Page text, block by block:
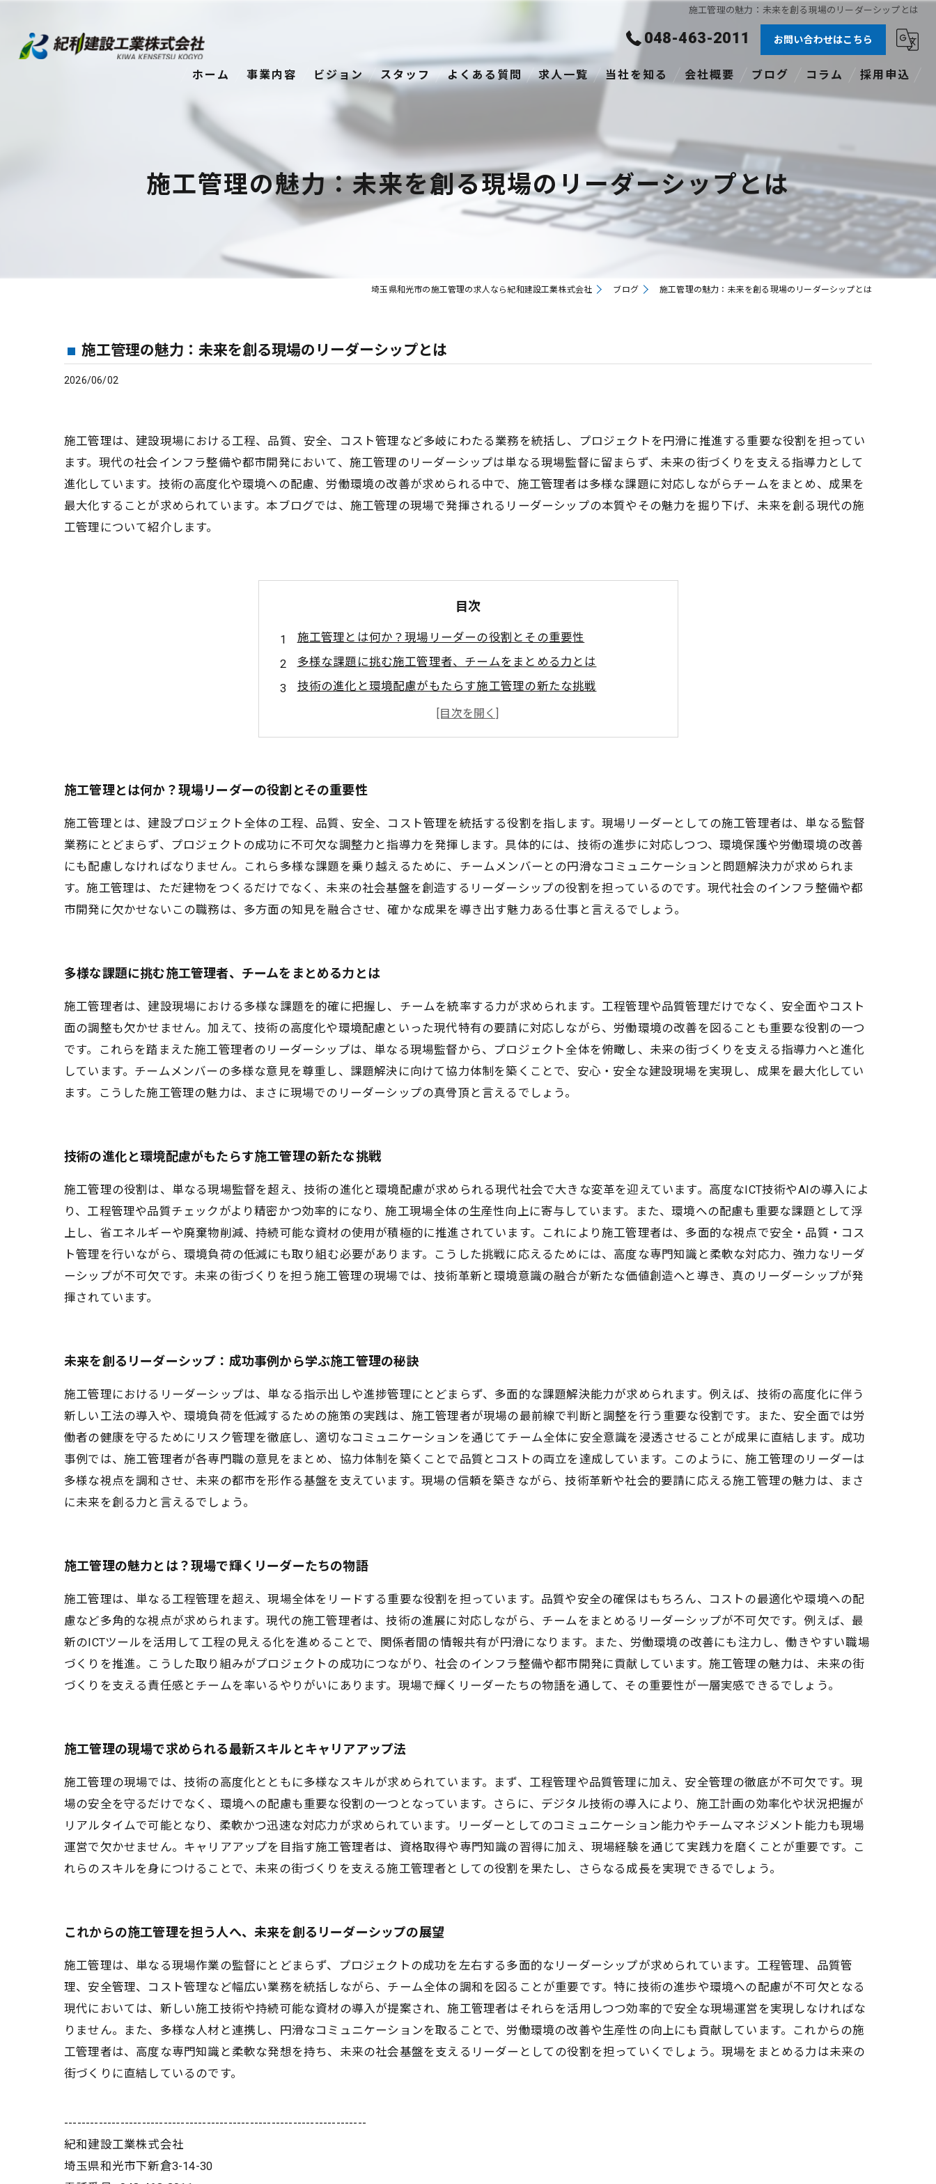
施工管理の魅力：未来を創る現場のリーダーシップとは
048-463-2011 お問い合わせはこちら
ホーム 事業内容 ビジョン スタッフ よくある質問 求人一覧 当社を知る
正社員
資格あり
転職
会社概要 ブログ コラム 採用申込
施工管理の魅力：未来を創る現場のリーダーシップとは
埼玉県和光市の施工管理の求人なら紀和建設工業株式会社 ブログ 施工管理の魅力：未来を創る現場のリーダーシップとは
施工管理の魅力：未来を創る現場のリーダーシップとは
2026/06/02
施工管理は、建設現場における工程、品質、安全、コスト管理など多岐にわたる業務を統括し、プロジェクトを円滑に推進する重要な役割を担ってい
ます。現代の社会インフラ整備や都市開発において、施工管理のリーダーシップは単なる現場監督に留まらず、未来の街づくりを支える指導力として
進化しています。技術の高度化や環境への配慮、労働環境の改善が求められる中で、施工管理者は多様な課題に対応しながらチームをまとめ、成果を
最大化することが求められています。本ブログでは、施工管理の現場で発揮されるリーダーシップの本質やその魅力を掘り下げ、未来を創る現代の施
工管理について紹介します。
目次
施工管理とは何か？現場リーダーの役割とその重要性
多様な課題に挑む施工管理者、チームをまとめる力とは
技術の進化と環境配慮がもたらす施工管理の新たな挑戦
未来を創るリーダーシップ：成功事例から学ぶ施工管理の秘訣
施工管理の魅力とは？現場で輝くリーダーたちの物語
これからの施工管理を担う人へ、未来を創るリーダーシップの展望
施工管理とは何か？現場リーダーの役割とその重要性
施工管理とは、建設プロジェクト全体の工程、品質、安全、コスト管理を統括する役割を指します。現場リーダーとしての施工管理者は、単なる監督
業務にとどまらず、プロジェクトの成功に不可欠な調整力と指導力を発揮します。具体的には、技術の進歩に対応しつつ、環境保護や労働環境の改善
にも配慮しなければなりません。これら多様な課題を乗り越えるために、チームメンバーとの円滑なコミュニケーションと問題解決力が求められま
す。施工管理は、ただ建物をつくるだけでなく、未来の社会基盤を創造するリーダーシップの役割を担っているのです。現代社会のインフラ整備や都
市開発に欠かせないこの職務は、多方面の知見を融合させ、確かな成果を導き出す魅力ある仕事と言えるでしょう。
多様な課題に挑む施工管理者、チームをまとめる力とは
施工管理者は、建設現場における多様な課題を的確に把握し、チームを統率する力が求められます。工程管理や品質管理だけでなく、安全面やコスト
面の調整も欠かせません。加えて、技術の高度化や環境配慮といった現代特有の要請に対応しながら、労働環境の改善を図ることも重要な役割の一つ
です。これらを踏まえた施工管理者のリーダーシップは、単なる現場監督から、プロジェクト全体を俯瞰し、未来の街づくりを支える指導力へと進化
しています。チームメンバーの多様な意見を尊重し、課題解決に向けて協力体制を築くことで、安心・安全な建設現場を実現し、成果を最大化してい
ます。こうした施工管理の魅力は、まさに現場でのリーダーシップの真骨頂と言えるでしょう。
技術の進化と環境配慮がもたらす施工管理の新たな挑戦
施工管理の役割は、単なる現場監督を超え、技術の進化と環境配慮が求められる現代社会で大きな変革を迎えています。高度なICT技術やAIの導入によ
り、工程管理や品質チェックがより精密かつ効率的になり、施工現場全体の生産性向上に寄与しています。また、環境への配慮も重要な課題として浮
上し、省エネルギーや廃棄物削減、持続可能な資材の使用が積極的に推進されています。これにより施工管理者は、多面的な視点で安全・品質・コス
ト管理を行いながら、環境負荷の低減にも取り組む必要があります。こうした挑戦に応えるためには、高度な専門知識と柔軟な対応力、強力なリーダ
ーシップが不可欠です。未来の街づくりを担う施工管理の現場では、技術革新と環境意識の融合が新たな価値創造へと導き、真のリーダーシップが発
揮されています。
未来を創るリーダーシップ：成功事例から学ぶ施工管理の秘訣
施工管理におけるリーダーシップは、単なる指示出しや進捗管理にとどまらず、多面的な課題解決能力が求められます。例えば、技術の高度化に伴う
新しい工法の導入や、環境負荷を低減するための施策の実践は、施工管理者が現場の最前線で判断と調整を行う重要な役割です。また、安全面では労
働者の健康を守るためにリスク管理を徹底し、適切なコミュニケーションを通じてチーム全体に安全意識を浸透させることが成果に直結します。成功
事例では、施工管理者が各専門職の意見をまとめ、協力体制を築くことで品質とコストの両立を達成しています。このように、施工管理のリーダーは
多様な視点を調和させ、未来の都市を形作る基盤を支えています。現場の信頼を築きながら、技術革新や社会的要請に応える施工管理の魅力は、まさ
に未来を創る力と言えるでしょう。
施工管理の魅力とは？現場で輝くリーダーたちの物語
施工管理は、単なる工程管理を超え、現場全体をリードする重要な役割を担っています。品質や安全の確保はもちろん、コストの最適化や環境への配
慮など多角的な視点が求められます。現代の施工管理者は、技術の進展に対応しながら、チームをまとめるリーダーシップが不可欠です。例えば、最
新のICTツールを活用して工程の見える化を進めることで、関係者間の情報共有が円滑になります。また、労働環境の改善にも注力し、働きやすい職場
づくりを推進。こうした取り組みがプロジェクトの成功につながり、社会のインフラ整備や都市開発に貢献しています。施工管理の魅力は、未来の街
づくりを支える責任感とチームを率いるやりがいにあります。現場で輝くリーダーたちの物語を通して、その重要性が一層実感できるでしょう。
施工管理の現場で求められる最新スキルとキャリアアップ法
施工管理の現場では、技術の高度化とともに多様なスキルが求められています。まず、工程管理や品質管理に加え、安全管理の徹底が不可欠です。現
場の安全を守るだけでなく、環境への配慮も重要な役割の一つとなっています。さらに、デジタル技術の導入により、施工計画の効率化や状況把握が
リアルタイムで可能となり、柔軟かつ迅速な対応力が求められています。リーダーとしてのコミュニケーション能力やチームマネジメント能力も現場
運営で欠かせません。キャリアアップを目指す施工管理者は、資格取得や専門知識の習得に加え、現場経験を通じて実践力を磨くことが重要です。こ
れらのスキルを身につけることで、未来の街づくりを支える施工管理者としての役割を果たし、さらなる成長を実現できるでしょう。
これからの施工管理を担う人へ、未来を創るリーダーシップの展望
施工管理は、単なる現場作業の監督にとどまらず、プロジェクトの成功を左右する多面的なリーダーシップが求められています。工程管理、品質管
理、安全管理、コスト管理など幅広い業務を統括しながら、チーム全体の調和を図ることが重要です。特に技術の進歩や環境への配慮が不可欠となる
現代においては、新しい施工技術や持続可能な資材の導入が提案され、施工管理者はそれらを活用しつつ効率的で安全な現場運営を実現しなければな
りません。また、多様な人材と連携し、円滑なコミュニケーションを取ることで、労働環境の改善や生産性の向上にも貢献しています。これからの施
工管理者は、高度な専門知識と柔軟な発想を持ち、未来の社会基盤を支えるリーダーとしての役割を担っていくでしょう。現場をまとめる力は未来の
街づくりに直結しているのです。
----------------------------------------------------------------------
紀和建設工業株式会社
埼玉県和光市下新倉3-14-30